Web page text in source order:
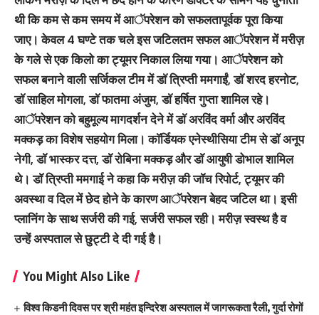
थी कि कम से कम समय में आॅपरेशन को सफलतापूर्वक पूरा किया
जाए। केवल 4 घण्टे तक चले इस जटिलतम सफल आॅपरेशन में मरीज़
के गले से एक किलो का ट्यूमर निकाल लिया गया। आॅपरेशन को
सफल बनाने वाली सर्जिकल टीम में डाॅ त्रिप्ती ममगाईं, डाॅ शरद हरनोट,
डाॅ साहिल मोगला, डाॅ फातमा अंजुम, डाॅ हर्षित गुप्ता शामिल रहे।
आॅपरेशन को बहुमूल्य मागदर्शन देने में डाॅ अरविंद वर्मा और अरविंद
मक्कड़ का विशेष सहयोग मिला। काॅर्डियक एनेस्थीसिया टीम से डाॅ अनूप
नेगी, डाॅ भास्कर दत्त, डाॅ रोबिना मक्कड़ और डाॅ आयुषी डोभाल शामिल
थे। डाॅ त्रिप्ती ममगाई ने कहा कि मरीज़ की जाॅच रिपोर्ट, ट्यूमर की
अवस्था व दिल में छेद होने के कारण आॅपरेशन बेहद जटिल था। इसी
प्लानिंग के साथ सर्जरी की गई, सर्जरी सफल रही। मरीज़ स्वस्थ है व
उन्हें अस्पताल से छुट्टी दे दी गई है।
You Might Also Like
विश्व किडनी दिवस पर श्री महंत इन्दिरेश अस्पताल में जागरूकता रैली, गुर्दा रोगों